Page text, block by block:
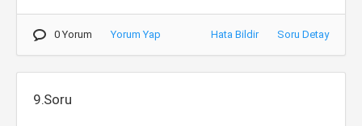
0 Yorum Yorum Yap Hata Bildir Soru Detay
9.Soru